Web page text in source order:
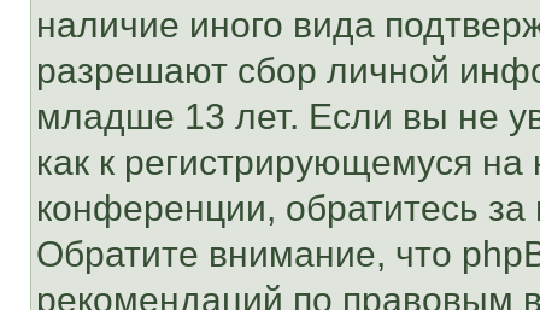
наличие иного вида
разрешают сбор личной
младше 13 лет. Если вы не
как к регистрирующемуся
конференции, обратитесь
Обратите внимание, что
рекомендаций по правовым